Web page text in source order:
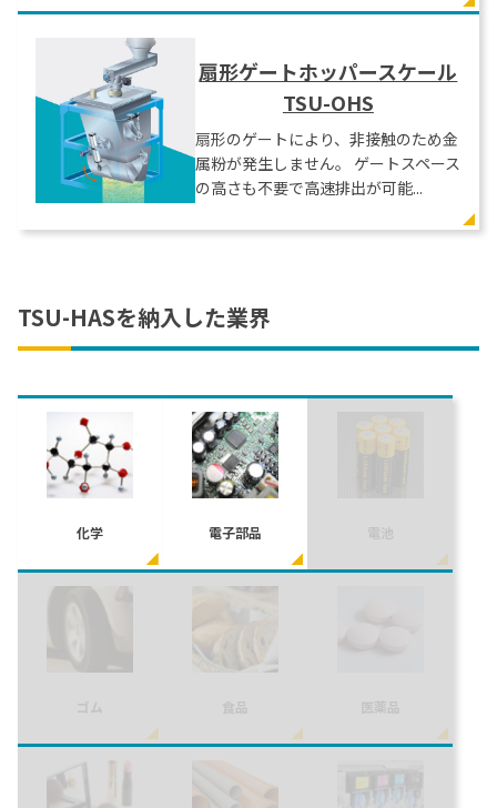
扇形ゲートホッパースケール
TSU-OHS
扇形のゲートにより、非接触のため金
属粉が発生しません。 ゲートスペース
の高さも不要で高速排出が可能...
TSU-HASを納入した業界
化学 電子部品